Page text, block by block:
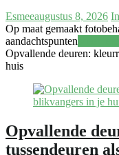
Esmeeaugustus 8, 2026
Op maat gemaakt
aandachtspunten
Opvallende deuren:
huis
Opvallende
tussendeuren